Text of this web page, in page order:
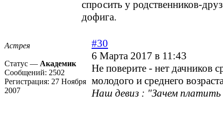
спросить у родственников-
дофига.
Астрея
Статус — Академик
Сообщений: 2502
Регистрация: 27 Ноября
2007
#30
6 Марта 2017 в 11:43
Не поверите - нет дачников
молодого и среднего
Наш девиз : "Зачем